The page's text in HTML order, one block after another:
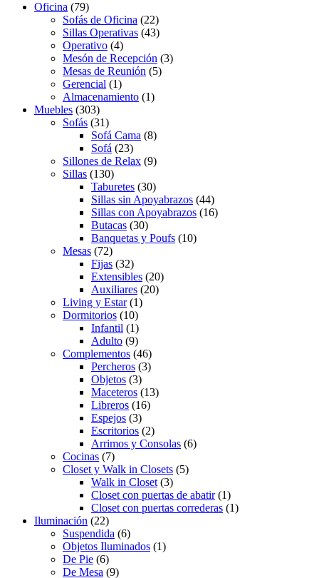
Oficina (79)
Sofás de Oficina (22)
Sillas Operativas (43)
Operativo (4)
Mesón de Recepción (3)
Mesas de Reunión (5)
Gerencial (1)
Almacenamiento (1)
Muebles (303)
Sofás (31)
Sofá Cama (8)
Sofá (23)
Sillones de Relax (9)
Sillas (130)
Taburetes (30)
Sillas sin Apoyabrazos (44)
Sillas con Apoyabrazos (16)
Butacas (30)
Banquetas y Poufs (10)
Mesas (72)
Fijas (32)
Extensibles (20)
Auxiliares (20)
Living y Estar(1)
Dormitorios (10)
Infantil (1)
Adulto (9)
Complementos (46)
Percheros (3)
Objetos (3)
Maceteros (13)
Libreros (16)
Espejos (3)
Escritorios (2)
Arrimos y Consolas (6)
Cocinas (7)
Closet y Walk in Closets (5)
Walk in Closet (3)
Closet con puertas de abatir(1)
Closet con puertas correderas (1)
Iluminación (22)
Suspendida (6)
Objetos Iluminados (1)
De Pie (6)
De Mesa (9)